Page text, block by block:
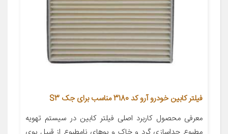
فیلتر کابین خودرو آرو کد 3180 مناسب برای جک S3
معرفی محصول کاربرد اصلی فیلتر کابین در سیستم تهویه